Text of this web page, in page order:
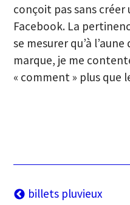
conçoit pas sans créer
Facebook. La
se mesurer qu’à
marque, je me
« comment » plus que
Navigation
billets pluvieux